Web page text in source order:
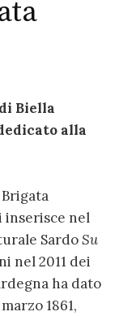
Biella
alla
Brigata
inserisce nel
SardoSu
nel 2011 dei
ha dato
1861,